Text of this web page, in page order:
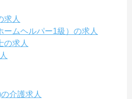
求人
ムヘルパー1級）の求人
の求人
介護求人